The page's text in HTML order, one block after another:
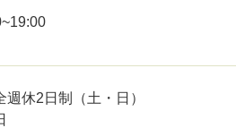
週休2日制（土・日）